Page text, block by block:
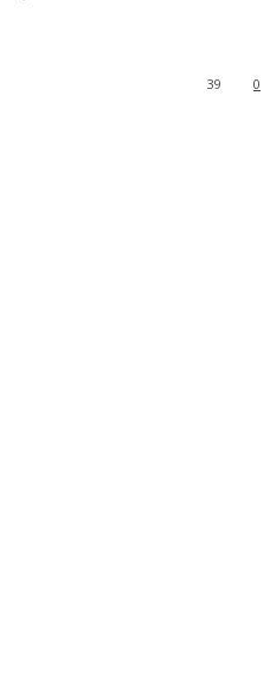
0
39